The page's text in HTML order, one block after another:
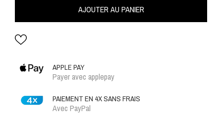
AJOUTER AU PANIER
APPLE PAY
Payer avec applepay
PAIEMENT EN 4X SANS FRAIS
Avec PayPal